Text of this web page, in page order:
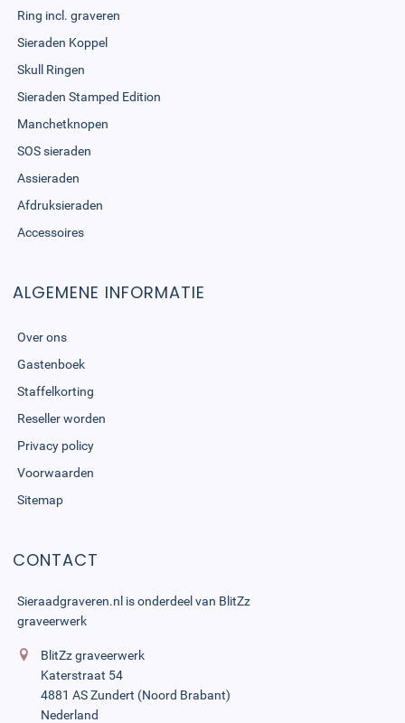
Ring incl. graveren
Sieraden Koppel
Skull Ringen
Sieraden Stamped Edition
Manchetknopen
SOS sieraden
Assieraden
Afdruksieraden
Accessoires
ALGEMENE INFORMATIE
Over ons
Gastenboek
Staffelkorting
Reseller worden
Privacy policy
Voorwaarden
Sitemap
CONTACT
Sieraadgraveren.nl is onderdeel van BlitZz
graveerwerk
BlitZz graveerwerk
Katerstraat 54
4881 AS Zundert (Noord Brabant)
Nederland